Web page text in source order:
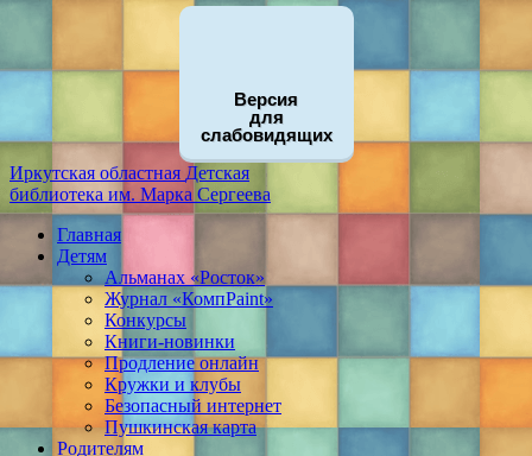
Версия
для
слабовидящих
Иркутская областная Детская
библиотека им. Марка Сергеева
Главная
Детям
Альманах «Росток»
Журнал «КомпPaint»
Конкурсы
Книги-новинки
Продление онлайн
Кружки и клубы
Безопасный интернет
Пушкинская карта
Родителям